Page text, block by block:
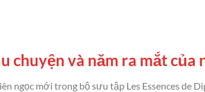
chuyện và năm ra mắt
ngọc mới trong bộ sưu tập Les Essences de